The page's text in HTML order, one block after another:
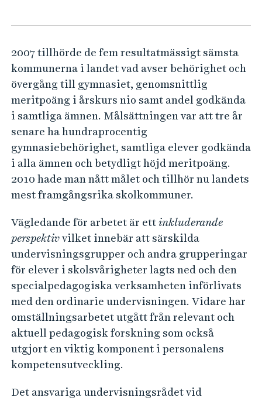
i
g
f
ö
r
b
i
l
d
n
i
n
g
2007 tillhörde de fem resultatmässigt sämsta
kommunerna i landet vad avser behörighet och
övergång till gymnasiet, genomsnittlig
meritpoäng i årskurs nio samt andel godkända
i samtliga ämnen. Målsättningen var att tre år
senare ha hundraprocentig
gymnasiebehörighet, samtliga elever godkända
i alla ämnen och betydligt höjd meritpoäng.
2010 hade man nått målet och tillhör nu landets
mest framgångsrika skolkommuner.
Vägledande för arbetet är ettinkluderande
perspektivvilket innebär att särskilda
undervisningsgrupper och andra grupperingar
för elever i skolsvårigheter lagts ned och den
specialpedagogiska verksamheten införlivats
med den ordinarie undervisningen. Vidare har
omställningsarbetet utgått från relevant och
aktuell pedagogisk forskning som också
utgjort en viktig komponent i personalens
kompetensutveckling.
Det ansvariga undervisningsrådet vid